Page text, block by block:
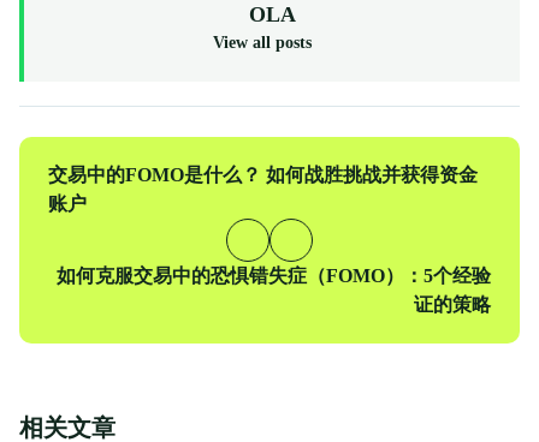
OLA
View all posts
上
一
交易中的FOMO是什么？ 如何战胜挑战并获得资金
账户
下
如何克服交易中的恐惧错失症（FOMO）：5个经验
证的策略
相关文章